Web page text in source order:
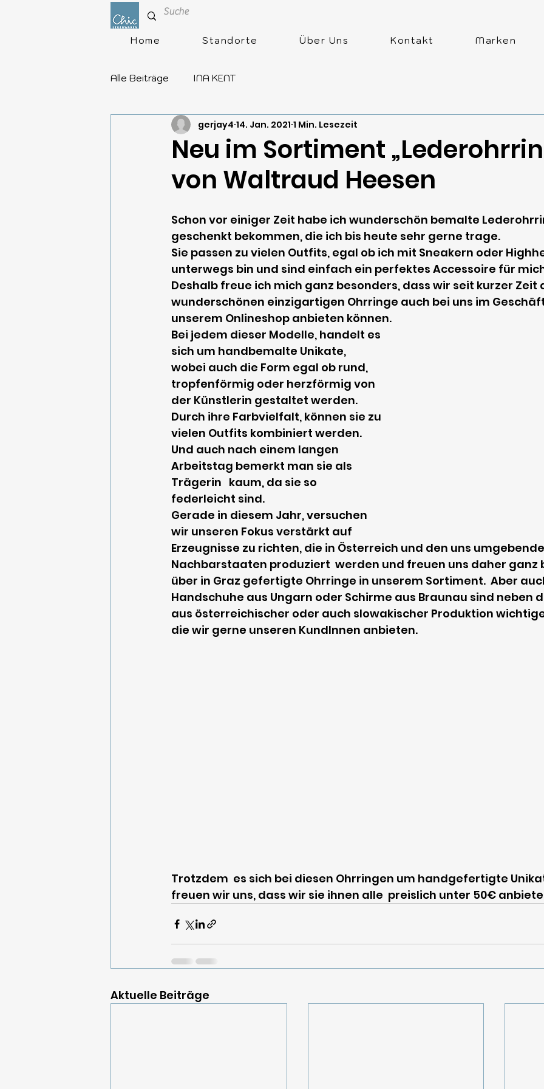
Home Standorte Über Uns Kontakt Marken
Alle Beiträge INA KENT
Neu im Sortiment
von Waltraud Heesen
gerjay4 14. Jan. 2021 1 Min. Lesezeit
Schon vor einiger Zeit habe ich wunderschön bemalte
geschenkt bekommen, die ich bis heute sehr gerne trage.
Sie passen zu vielen Outfits, egal ob ich mit Sneakern oder
unterwegs bin und sind einfach ein perfektes Accessoire für
Deshalb freue ich mich ganz besonders, dass wir seit kurzer Zeit
wunderschönen einzigartigen Ohrringe auch bei uns im
unserem Onlineshop anbieten können.
Bei jedem dieser Modelle, handelt es
sich um handbemalte Unikate,
wobei auch die Form egal ob rund,
tropfenförmig oder herzförmig von
der Künstlerin gestaltet werden.
Durch ihre Farbvielfalt, können sie zu
vielen Outfits kombiniert werden.
Und auch nach einem langen
Arbeitstag bemerkt man sie als
Trägerin   kaum, da sie so
federleicht sind.
Gerade in diesem Jahr, versuchen
wir unseren Fokus verstärkt auf
Erzeugnisse zu richten, die in Österreich und den uns
Nachbarstaaten produziert  werden und freuen uns daher ganz
über in Graz gefertigte Ohrringe in unserem Sortiment.  Aber
Handschuhe aus Ungarn oder Schirme aus Braunau sind neben
aus österreichischer oder auch slowakischer Produktion
die wir gerne unseren KundInnen anbieten.
Trotzdem  es sich bei diesen Ohrringen um handgefertigte
freuen wir uns, dass wir sie ihnen alle  preislich unter 50€
Aktuelle Beiträge